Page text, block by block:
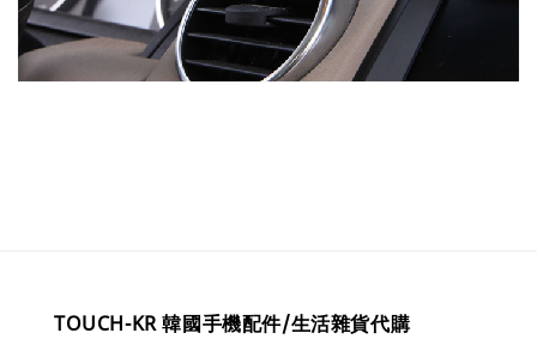
TOUCH-KR 韓國手機配件/生活雜貨代購